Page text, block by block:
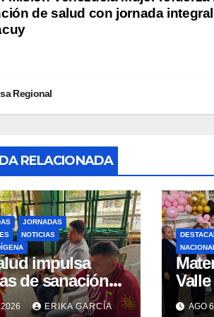
de salud con jornada
Regional
RELACIONADA
JORNADAS
NOTICIAS
impulsa
de sanación
y resiliencia
ERIKA GARCÍA AGO